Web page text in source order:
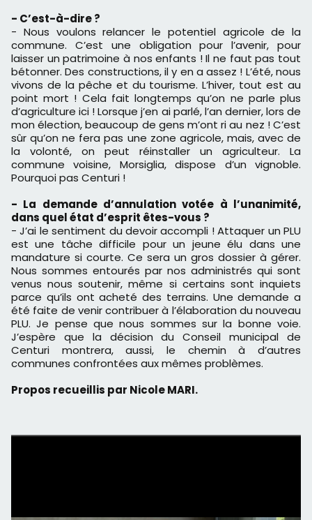
- C’est-à-dire ?
- Nous voulons relancer le potentiel agricole de la
commune. C’est une obligation pour l’avenir, pour
laisser un patrimoine à nos enfants ! Il ne faut pas tout
bétonner. Des constructions, il y en a assez ! L’été, nous
vivons de la pêche et du tourisme. L’hiver, tout est au
point mort ! Cela fait longtemps qu’on ne parle plus
d’agriculture ici ! Lorsque j’en ai parlé, l’an dernier, lors de
mon élection, beaucoup de gens m’ont ri au nez ! C’est
sûr qu’on ne fera pas une zone agricole, mais, avec de
la volonté, on peut réinstaller un agriculteur. La
commune voisine, Morsiglia, dispose d’un vignoble.
Pourquoi pas Centuri !
- La demande d’annulation votée à l’unanimité,
dans quel état d’esprit êtes-vous ?
- J’ai le sentiment du devoir accompli ! Attaquer un PLU
est une tâche difficile pour un jeune élu dans une
mandature si courte. Ce sera un gros dossier à gérer.
Nous sommes entourés par nos administrés qui sont
venus nous soutenir, même si certains sont inquiets
parce qu’ils ont acheté des terrains. Une demande a
été faite de venir contribuer à l’élaboration du nouveau
PLU. Je pense que nous sommes sur la bonne voie.
J’espère que la décision du Conseil municipal de
Centuri montrera, aussi, le chemin à d’autres
communes confrontées aux mêmes problèmes.
Propos recueillis par Nicole MARI.